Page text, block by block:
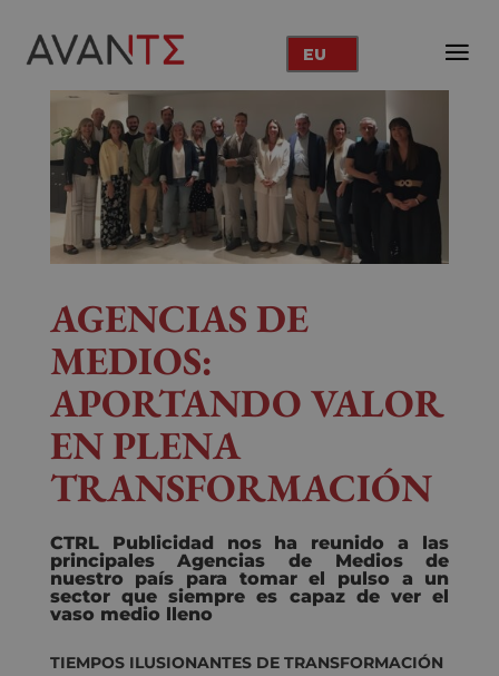
EU
AGENCIAS DE
MEDIOS:
APORTANDO VALOR
EN PLENA
TRANSFORMACIÓN
CTRL Publicidad nos ha reunido a las
principales Agencias de Medios de
nuestro país para tomar el pulso a un
sector que siempre es capaz de ver el
vaso medio lleno
TIEMPOS ILUSIONANTES DE TRANSFORMACIÓN